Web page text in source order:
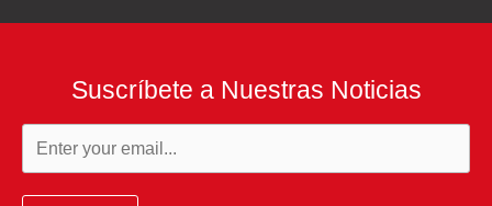
Suscríbete a Nuestras Noticias